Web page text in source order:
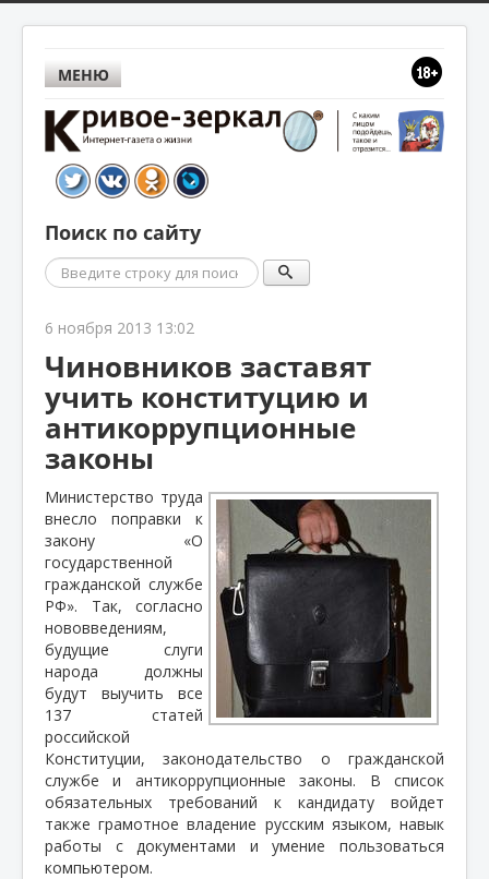
МЕНЮ
Поиск по сайту
Поиск
6 ноября 2013 13:02
Чиновников заставят
учить конституцию и
антикоррупционные
законы
Министерство труда
внесло поправки к
закону «О
государственной
гражданской службе
РФ». Так, согласно
нововведениям,
будущие слуги
народа должны
будут выучить все
137 статей
российской
Конституции, законодательство о гражданской
службе и антикоррупционные законы. В список
обязательных требований к кандидату войдет
также грамотное владение русским языком, навык
работы с документами и умение пользоваться
компьютером.